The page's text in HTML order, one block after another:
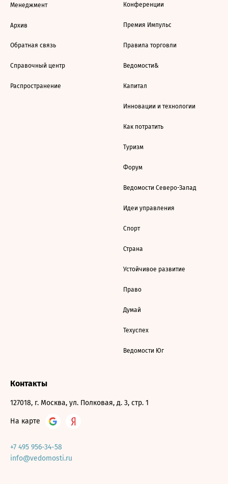
Менеджмент
Архив
Обратная связь
Справочный центр
Распространение
Конференции
Премия Импульс
Правила торговли
Ведомости&
Капитал
Инновации и технологии
Как потратить
Туризм
Форум
Ведомости Северо-Запад
Идеи управления
Спорт
Страна
Устойчивое развитие
Право
Думай
Техуспех
Ведомости Юг
Контакты
127018, г. Москва, ул. Полковая, д. 3, стр. 1
На карте
+7 495 956-34-58
info@vedomosti.ru